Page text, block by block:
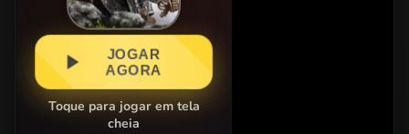
JOGAR
AGORA
Toque para jogar em tela
cheia